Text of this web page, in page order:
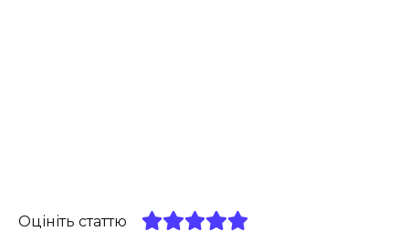
Оцініть статтю